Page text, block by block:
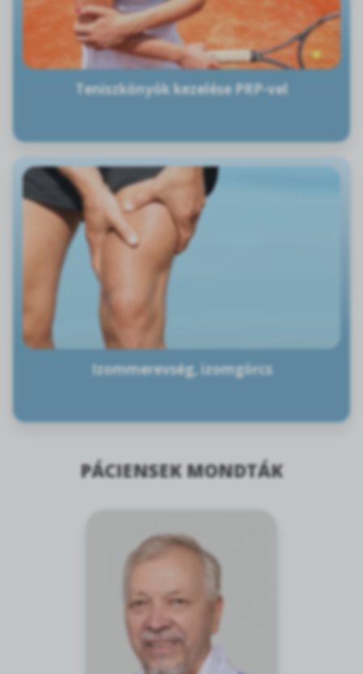
Teniszkönyök kezelése PRP-vel
Izommerevség, izomgörcs
PÁCIENSEK MONDTÁK